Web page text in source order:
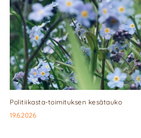
Politiikasta-toimituksen kesätauko
19.6.2026